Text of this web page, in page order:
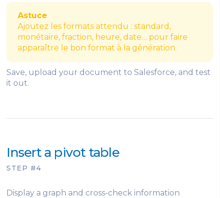
Astuce
Ajoutez les formats attendu : standard,
monétaire, fraction, heure, date… pour faire
apparaître le bon format à la génération.
Save, upload your document to Salesforce, and test
it out.
Insert a pivot table
STEP #4
Display a graph and cross-check information